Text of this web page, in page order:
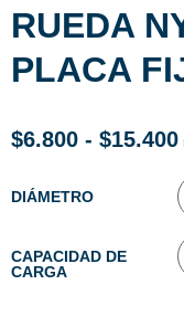
RUEDA
PLACA
$6.800 - $15.400
DIÁMETRO
CAPACIDAD DE
CARGA